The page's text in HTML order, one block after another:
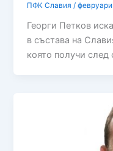
ПФК Славия /
Георги Петков
в състава на
която получи след